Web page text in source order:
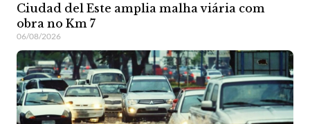
Ciudad del Este amplia malha viária com
obra no Km 7
06/08/2026